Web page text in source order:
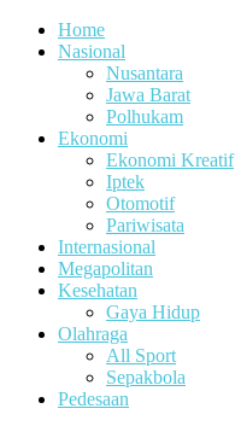
Home
Nasional
Nusantara
Jawa Barat
Polhukam
Ekonomi
Ekonomi Kreatif
Iptek
Otomotif
Pariwisata
Internasional
Megapolitan
Kesehatan
Gaya Hidup
Olahraga
All Sport
Sepakbola
Pedesaan